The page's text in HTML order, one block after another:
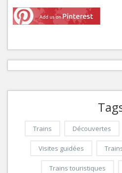
Trains Découvertes
Visites guidées
Trains touristiques